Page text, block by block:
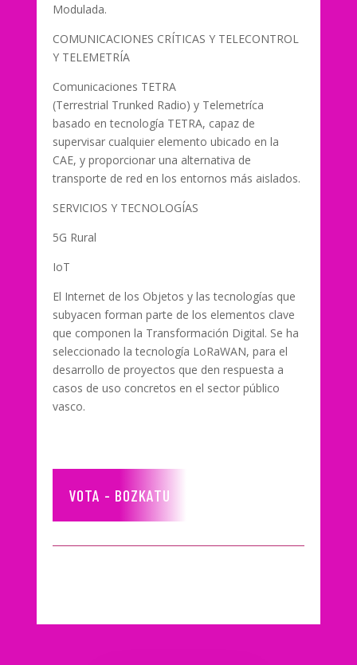
Modulada.
COMUNICACIONES CRÍTICAS Y TELECONTROL
Y TELEMETRÍA
Comunicaciones TETRA
(Terrestrial Trunked Radio) y Telemetríca
basado en tecnología TETRA, capaz de
supervisar cualquier elemento ubicado en la
CAE, y proporcionar una alternativa de
transporte de red en los entornos más aislados.
SERVICIOS Y TECNOLOGÍAS
5G Rural
IoT
El Internet de los Objetos y las tecnologías que
subyacen forman parte de los elementos clave
que componen la Transformación Digital. Se ha
seleccionado la tecnología LoRaWAN, para el
desarrollo de proyectos que den respuesta a
casos de uso concretos en el sector público
vasco.
VOTA - BOZKATU